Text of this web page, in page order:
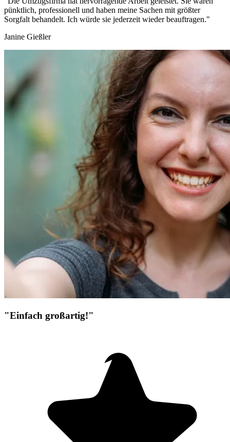
pünktlich, professionell und haben meine Sachen mit größter
Sorgfalt behandelt. Ich würde sie jederzeit wieder beauftragen."
Janine Gießler
"Einfach großartig!"